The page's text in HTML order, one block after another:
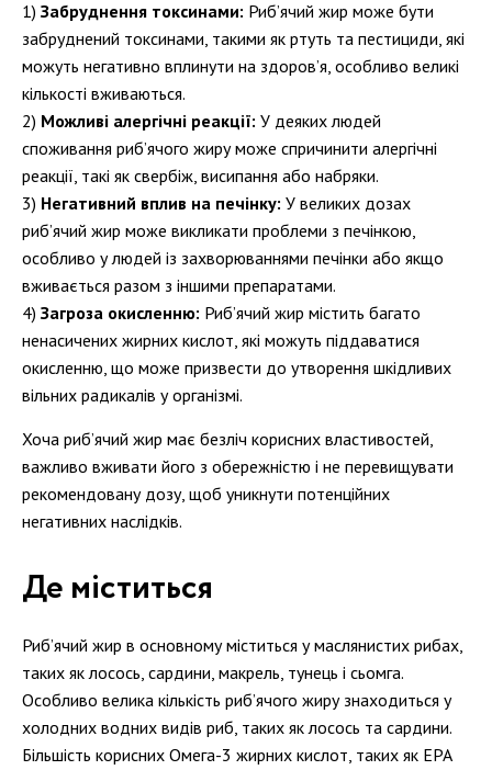
Забруднення токсинами: Риб’ячий жир може бути
забруднений токсинами, такими як ртуть та пестициди, які
можуть негативно вплинути на здоров’я, особливо великі
кількості вживаються.
Можливі алергічні реакції: У деяких людей
споживання риб’ячого жиру може спричинити алергічні
реакції, такі як свербіж, висипання або набряки.
Негативний вплив на печінку: У великих дозах
риб’ячий жир може викликати проблеми з печінкою,
особливо у людей із захворюваннями печінки або якщо
вживається разом з іншими препаратами.
Загроза окисленню: Риб’ячий жир містить багато
ненасичених жирних кислот, які можуть піддаватися
окисленню, що може призвести до утворення шкідливих
вільних радикалів у організмі.
Хоча риб’ячий жир має безліч корисних властивостей,
важливо вживати його з обережністю і не перевищувати
рекомендовану дозу, щоб уникнути потенційних
негативних наслідків.
Де міститься
Риб’ячий жир в основному міститься у маслянистих рибах,
таких як лосось, сардини, макрель, тунець і сьомга.
Особливо велика кількість риб’ячого жиру знаходиться у
холодних водних видів риб, таких як лосось та сардини.
Більшість корисних Омега-3 жирних кислот, таких як EPA